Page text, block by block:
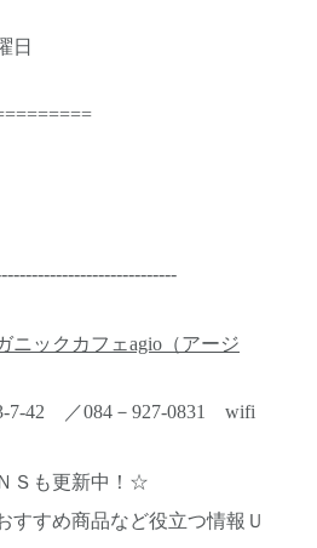
日
ックカフェagio（アージ
7-42 ／084－927-0831 wifi
Ｓも更新中！☆
すすめ商品など役立つ情報Ｕ